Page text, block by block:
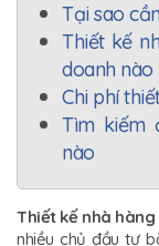
Tại sao
Thiết kế
doanh nào
Chi phí
Tìm kiếm
nào
Thiết kế nhà hàng
nhiều chủ đầu tư